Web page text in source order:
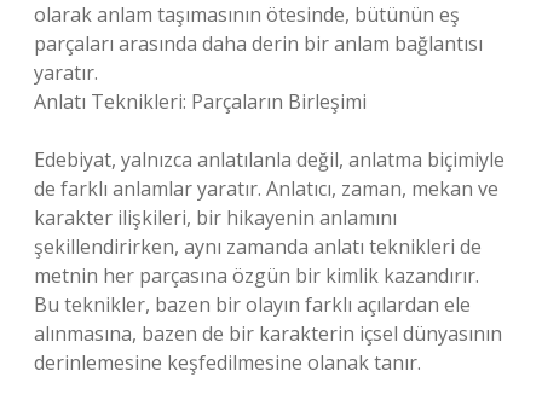
olarak anlam taşımasının ötesinde, bütünün eş
parçaları arasında daha derin bir anlam bağlantısı
yaratır.
Anlatı Teknikleri: Parçaların Birleşimi
Edebiyat, yalnızca anlatılanla değil, anlatma biçimiyle
de farklı anlamlar yaratır. Anlatıcı, zaman, mekan ve
karakter ilişkileri, bir hikayenin anlamını
şekillendirirken, aynı zamanda anlatı teknikleri de
metnin her parçasına özgün bir kimlik kazandırır.
Bu teknikler, bazen bir olayın farklı açılardan ele
alınmasına, bazen de bir karakterin içsel dünyasının
derinlemesine keşfedilmesine olanak tanır.